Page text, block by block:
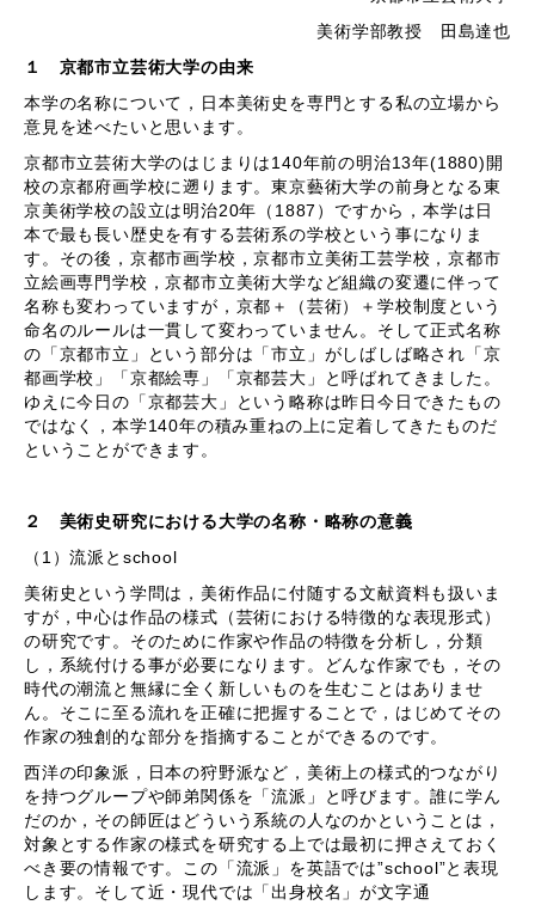
美術学部教授 田島達也
１ 京都市立芸術大学の由来
本学の名称について，日本美術史を専門とする私の立場から
意見を述べたいと思います。
京都市立芸術大学のはじまりは 140年前の明治13年(1880) 開
校の京都府画学校に遡ります。東京藝術大学の前身となる東
京美術学校の設立は明治20年（ 1887 ）ですから，本学は日
本で最も長い歴史を有する芸術系の学校という事になりま
す。その後，京都市画学校，京都市立美術工芸学校，京都市
立絵画専門学校，京都市立美術大学など組織の変遷に伴って
名称も変わっていますが，京都＋（芸術）＋学校制度という
命名のルールは一貫して変わっていません。そして正式名称
の「京都市立」という部分は「市立」がしばしば略され「京
都画学校」「京都絵専」「京都芸大」と呼ばれてきました。
ゆえに今日の「京都芸大」という略称は昨日今日できたもの
ではなく，本学140年の積み重ねの上に定着してきたものだ
ということができます。
２ 美術史研究における大学の名称・略称の意義
（1）流派と school
美術史という学問は，美術作品に付随する文献資料も扱いま
すが，中心は作品の様式（芸術における特徴的な表現形式）
の研究です。そのために作家や作品の特徴を分析し，分類
し，系統付ける事が必要になります。どんな作家でも，その
時代の潮流と無縁に全く新しいものを生むことはありませ
ん。そこに至る流れを正確に把握することで，はじめてその
作家の独創的な部分を指摘することができるのです。
西洋の印象派，日本の狩野派など，美術上の様式的つながり
を持つグループや師弟関係を「流派」と呼びます。誰に学ん
だのか，その師匠はどういう系統の人なのかということは，
対象とする作家の様式を研究する上では最初に押さえておく
べき要の情報です。この「流派」を英語では”school”と表現
します。そして近・現代では「出身校名」が文字通